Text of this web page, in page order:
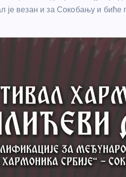
везан и за Сокобању и биће